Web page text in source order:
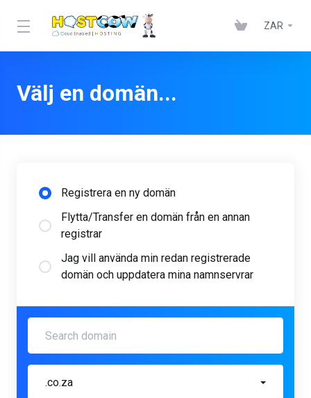
ZAR
Välj en domän...
Registrera en ny domän
Flytta/Transfer en domän från en annan
registrar
Jag vill använda min redan registrerade
domän och uppdatera mina namnservrar
.co.za